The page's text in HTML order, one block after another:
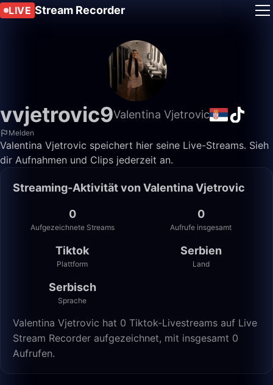
LIVE Stream Recorder
vvjetrovic9Valentina Vjetrovic
Melden
Valentina Vjetrovic speichert hier seine Live-Streams. Sieh
dir Aufnahmen und Clips jederzeit an.
Streaming-Aktivität von Valentina Vjetrovic
0
Aufgezeichnete Streams
0
Aufrufe insgesamt
Tiktok
Plattform
Serbien
Land
Serbisch
Sprache
Valentina Vjetrovic hat 0 Tiktok-Livestreams auf Live
Stream Recorder aufgezeichnet, mit insgesamt 0
Aufrufen.